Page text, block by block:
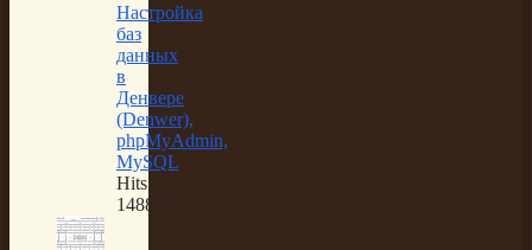
Настройка
баз
данных
в
Денвере
(Denwer),
phpMyAdmin,
MySQL
Hits:
148890